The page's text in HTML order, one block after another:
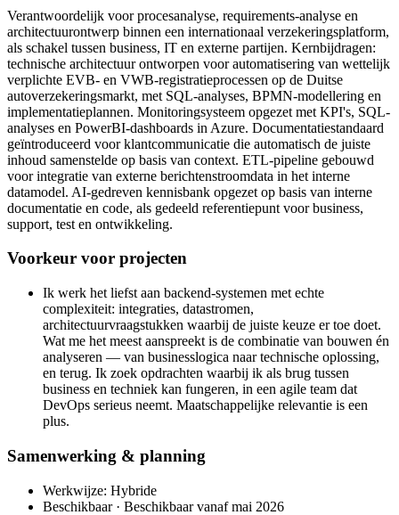
Verantwoordelijk voor procesanalyse, requirements-analyse en
architectuurontwerp binnen een internationaal verzekeringsplatform,
als schakel tussen business, IT en externe partijen. Kernbijdragen:
technische architectuur ontworpen voor automatisering van wettelijk
verplichte EVB- en VWB-registratieprocessen op de Duitse
autoverzekeringsmarkt, met SQL-analyses, BPMN-modellering en
implementatieplannen. Monitoringsysteem opgezet met KPI's, SQL-
analyses en PowerBI-dashboards in Azure. Documentatiestandaard
geïntroduceerd voor klantcommunicatie die automatisch de juiste
inhoud samenstelde op basis van context. ETL-pipeline gebouwd
voor integratie van externe berichtenstroomdata in het interne
datamodel. AI-gedreven kennisbank opgezet op basis van interne
documentatie en code, als gedeeld referentiepunt voor business,
support, test en ontwikkeling.
Voorkeur voor projecten
Ik werk het liefst aan backend-systemen met echte
complexiteit: integraties, datastromen,
architectuurvraagstukken waarbij de juiste keuze er toe doet.
Wat me het meest aanspreekt is de combinatie van bouwen én
analyseren — van businesslogica naar technische oplossing,
en terug. Ik zoek opdrachten waarbij ik als brug tussen
business en techniek kan fungeren, in een agile team dat
DevOps serieus neemt. Maatschappelijke relevantie is een
plus.
Samenwerking & planning
Werkwijze: Hybride
Beschikbaar · Beschikbaar vanaf mai 2026